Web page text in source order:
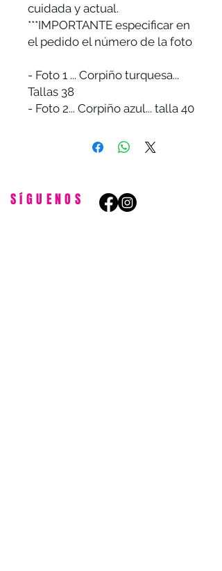
cuidada y actual.
***IMPORTANTE especificar en
el pedido el número de la foto
- Foto 1 ... Corpiño turquesa...
Tallas 38
- Foto 2... Corpiño azul... talla 40
SíGUENOS